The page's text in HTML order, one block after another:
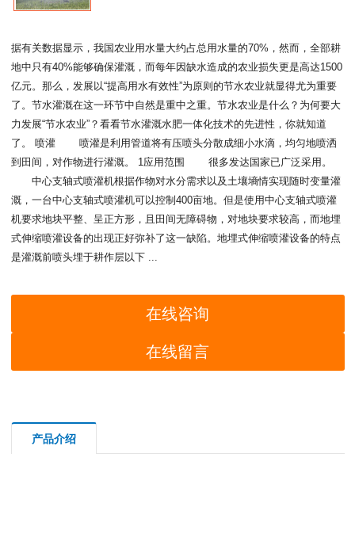
据有关数据显示，我国农业用水量大约占总用水量的70%，然而，全部耕
地中只有40%能够确保灌溉，而每年因缺水造成的农业损失更是高达1500
亿元。那么，发展以“提高用水有效性”为原则的节水农业就显得尤为重要
了。节水灌溉在这一环节中自然是重中之重。节水农业是什么？为何要大
力发展“节水农业”？看看节水灌溉水肥一体化技术的先进性，你就知道
了。 喷灌 喷灌是利用管道将有压喷头分散成细小水滴，均匀地喷洒
到田间，对作物进行灌溉。 1应用范围 很多发达国家已广泛采用。
中心支轴式喷灌机根据作物对水分需求以及土壤墒情实现随时变量灌
溉，一台中心支轴式喷灌机可以控制400亩地。但是使用中心支轴式喷灌
机要求地块平整、呈正方形，且田间无障碍物，对地块要求较高，而地埋
式伸缩喷灌设备的出现正好弥补了这一缺陷。地埋式伸缩喷灌设备的特点
是灌溉前喷头埋于耕作层以下 ...
在线咨询
在线留言
产品介绍